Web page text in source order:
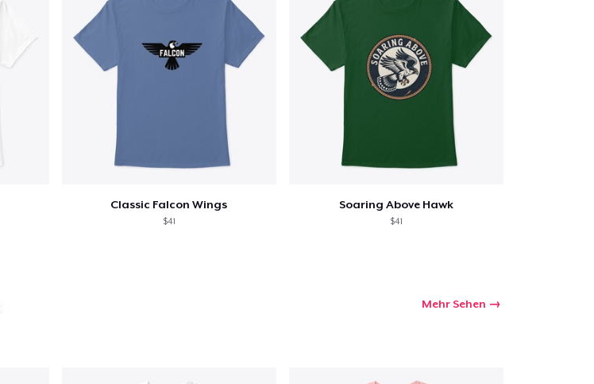
Classic Falcon Wings
$41
Soaring Above Hawk
$41
Mehr Sehen